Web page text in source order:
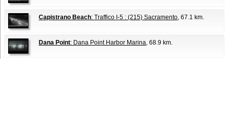
Capistrano Beach: Traffico I-5 : (215) Sacramento, 67.1 km.
Dana Point: Dana Point Harbor Marina, 68.9 km.